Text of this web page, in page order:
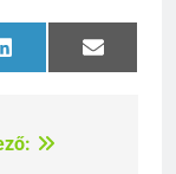
Share
on
LinkedIn
Share
on
Email